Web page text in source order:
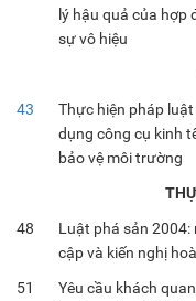
lý hậu quả của hợp
sự vô hiệu
43
Thực hiện pháp
dụng công cụ kinh
bảo vệ môi trường
48
Luật phá sản 2004:
cập và kiến nghị
51
Yêu cầu khách